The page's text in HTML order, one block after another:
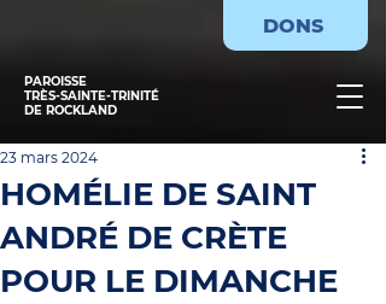
PAROISSE
TRÈS-SAINTE-TRINITÉ
DE ROCKLAND
DONS
HOMÉLIE DE SAINT
ANDRÉ DE CRÈTE
POUR LE DIMANCHE
23 mars 2024